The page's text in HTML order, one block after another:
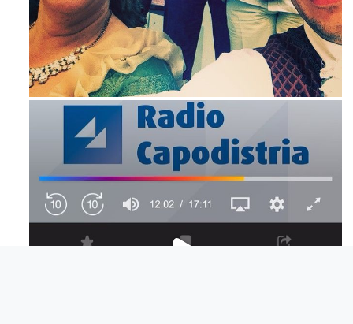
Maj 23